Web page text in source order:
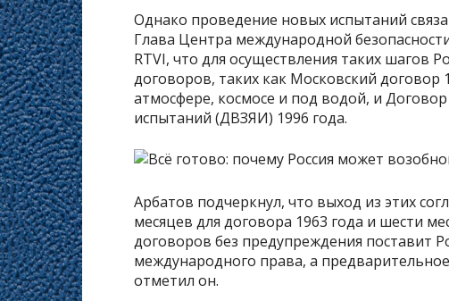
Однако проведение новых испытаний
Глава Центра международной
RTVI, что для осуществления таких шагов
договоров, таких как Московский
атмосфере, космосе и под водой, и
испытаний (ДВЗЯИ) 1996 года.
Арбатов подчеркнул, что выход из этих
месяцев для договора 1963 года и шести
договоров без предупреждения поставит
международного права, а
отметил он.